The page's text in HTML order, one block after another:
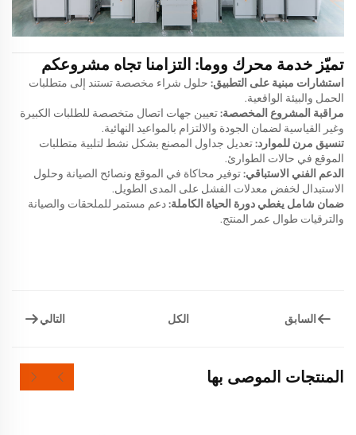
تميّز خدمة محرك ووما: التزامنا تجاه مشروعكم
استشارات مبنية على التطبيق: حلول شراء مخصصة تستند إلى متطلبات
الحمل والبيئة الواقعية.
مراقبة المشروع المخصصة: تعيين جهات اتصال متخصصة للطلبات الكبيرة
وغير القياسية لضمان الجودة والالتزام بالمواعيد النهائية.
تنسيق مرن للموارد: تعديل جداول المصنع بشكل نشط لتلبية متطلبات
الموقع في حالات الطوارئ.
الدعم الفني الاستباقي: توفير محاكاة في الموقع ونصائح الصيانة وحلول
الاستبدال لخفض معدلات الفشل على المدى الطويل.
ضمان شامل يغطي دورة الحياة الكاملة: دعم مستمر للملحقات والصيانة
والترقيات طوال عمر المنتج.
السابق الكل التالي
المنتجات الموصى بها